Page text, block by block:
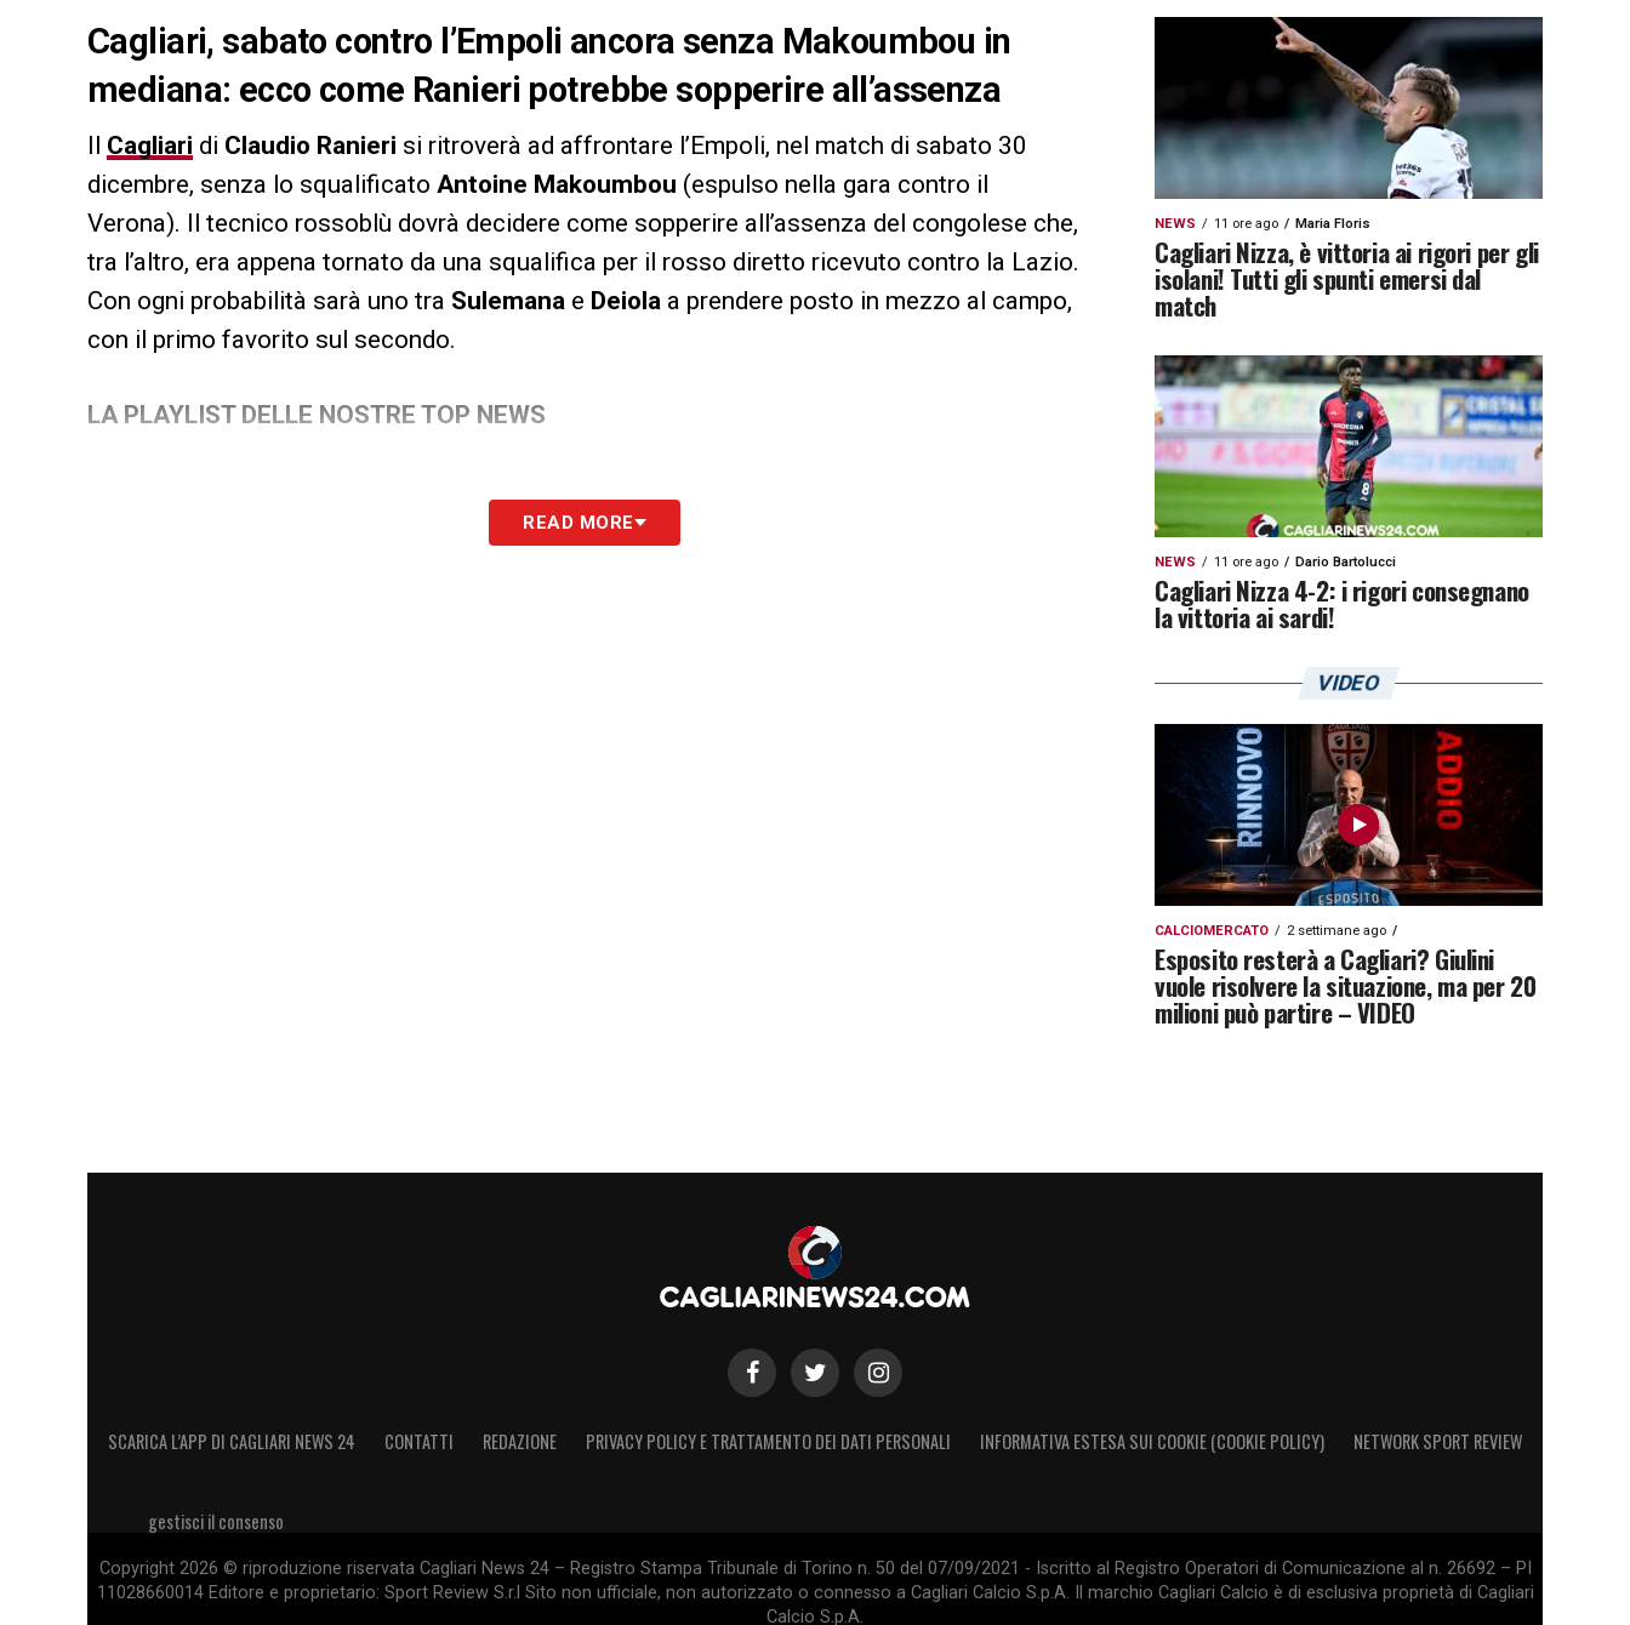
Cagliari, sabato contro l’Empoli ancora senza Makoumbou in
mediana: ecco come Ranieri potrebbe sopperire all’assenza
Il Cagliari di Claudio Ranieri si ritroverà ad affrontare l’Empoli, nel match di sabato 30
dicembre, senza lo squalificato Antoine Makoumbou (espulso nella gara contro il
Verona). Il tecnico rossoblù dovrà decidere come sopperire all’assenza del congolese che,
tra l’altro, era appena tornato da una squalifica per il rosso diretto ricevuto contro la Lazio.
Con ogni probabilità sarà uno tra Sulemana e Deiola a prendere posto in mezzo al campo,
con il primo favorito sul secondo.
LA PLAYLIST DELLE NOSTRE TOP NEWS
READ MORE
NEWS 11 ore ago Maria Floris
Cagliari Nizza, è vittoria ai rigori per gli
isolani! Tutti gli spunti emersi dal
match
NEWS 11 ore ago Dario Bartolucci
Cagliari Nizza 4-2: i rigori consegnano
la vittoria ai sardi!
VIDEO
CALCIOMERCATO 2 settimane ago
Esposito resterà a Cagliari? Giulini
vuole risolvere la situazione, ma per 20
milioni può partire – VIDEO
SCARICA L’APP DI CAGLIARI NEWS 24 CONTATTI REDAZIONE PRIVACY POLICY E TRATTAMENTO DEI DATI PERSONALI INFORMATIVA ESTESA SUI COOKIE (COOKIE POLICY) NETWORK SPORT REVIEW
gestisci il consenso
Copyright 2026 © riproduzione riservata Cagliari News 24 – Registro Stampa Tribunale di Torino n. 50 del 07/09/2021 - Iscritto al Registro Operatori di Comunicazione al n. 26692 – PI
11028660014 Editore e proprietario: Sport Review S.r.l Sito non ufficiale, non autorizzato o connesso a Cagliari Calcio S.p.A. Il marchio Cagliari Calcio è di esclusiva proprietà di Cagliari
Calcio S.p.A.